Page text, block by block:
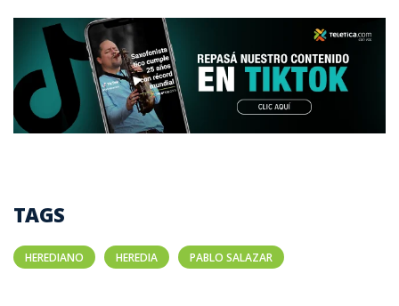
TAGS
HEREDIANO HEREDIA PABLO SALAZAR